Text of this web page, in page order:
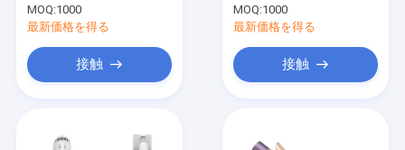
MOQ:1000
最新価格を得る
接触
MOQ:1000
最新価格を得る
接触